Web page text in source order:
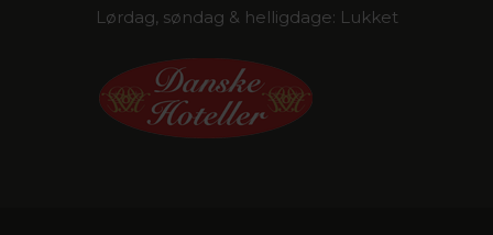
Lørdag, søndag & helligdage: Lukket